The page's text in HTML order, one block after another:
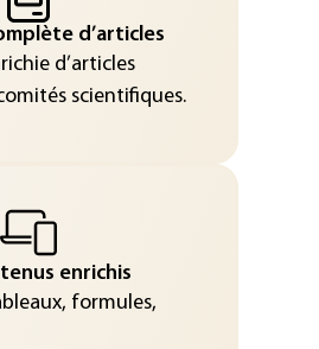
d’articles
d’articles
scientifiques.
enrichis
formules,